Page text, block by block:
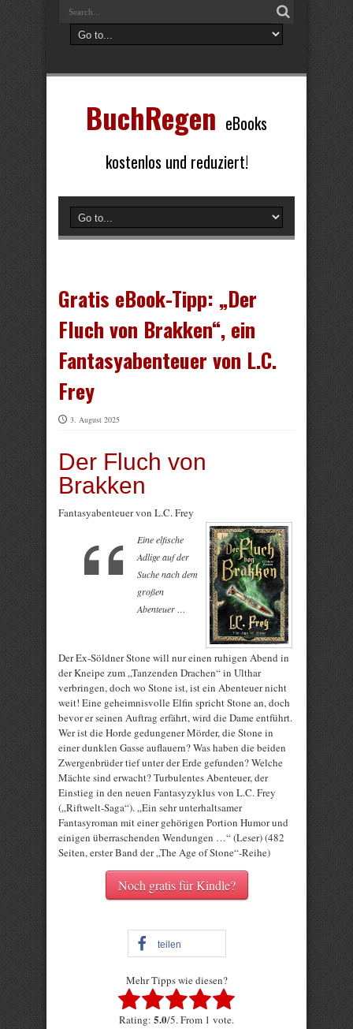
BuchRegen eBooks
kostenlos und reduziert!
Gratis eBook-Tipp: „Der
Fluch von Brakken“, ein
Fantasyabenteuer von L.C.
Frey
3. August 2025
Der Fluch von
Brakken
Fantasyabenteuer von L.C. Frey
Eine elfische
Adlige auf der
Suche nach dem
großen
Abenteuer …
Der Ex-Söldner Stone will nur einen ruhigen Abend in
der Kneipe zum „Tanzenden Drachen“ in Ulthar
verbringen, doch wo Stone ist, ist ein Abenteuer nicht
weit! Eine geheimnisvolle Elfin spricht Stone an, doch
bevor er seinen Auftrag erfährt, wird die Dame entführt.
Wer ist die Horde gedungener Mörder, die Stone in
einer dunklen Gasse auflauern? Was haben die beiden
Zwergenbrüder tief unter der Erde gefunden? Welche
Mächte sind erwacht? Turbulentes Abenteuer, der
Einstieg in den neuen Fantasyzyklus von L.C. Frey
(„Riftwelt-Saga“). „Ein sehr unterhaltsamer
Fantasyroman mit einer gehörigen Portion Humor und
einigen überraschenden Wendungen …“ (Leser) (482
Seiten, erster Band der „The Age of Stone“-Reihe)
Noch gratis für Kindle?
teilen
Mehr Tipps wie diesen?
Rate this item:
Rating: 5.0/5. From 1 vote.